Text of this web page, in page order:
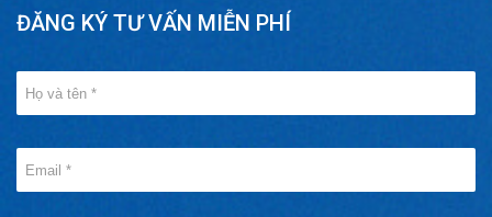
ĐĂNG KÝ TƯ VẤN MIỄN PHÍ